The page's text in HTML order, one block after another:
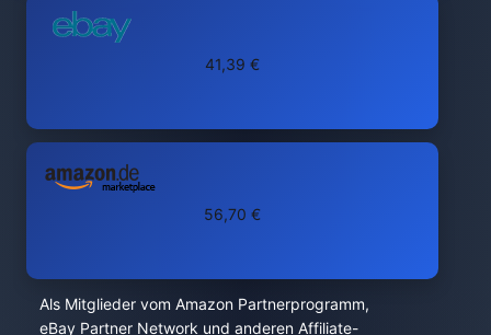
41,39 €
56,70 €
Als Mitglieder vom Amazon Partnerprogramm,
eBay Partner Network und anderen Affiliate-